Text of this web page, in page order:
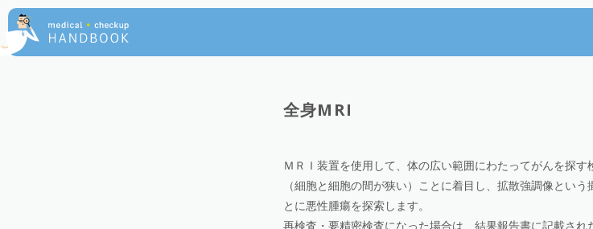
全身MRI
ＭＲＩ装置を使用して、体の広い範囲にわたってがんを探
（細胞と細胞の間が狭い）ことに着目し、拡散強調像とい
とに悪性腫瘍を探索します。
再検査・要精密検査になった場合は、結果報告書に記載され